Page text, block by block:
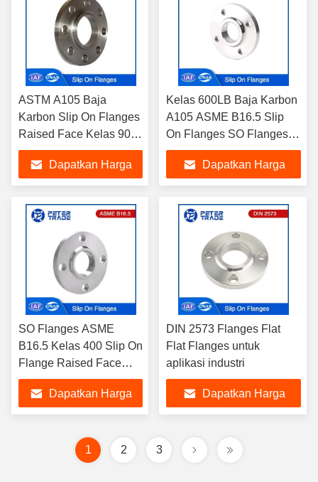
ASTM A105 Baja
Karbon Slip On Flanges
Raised Face Kelas 900
Untuk Proyek Industri
Dapatkan Harga
Kelas 600LB Baja Karbon
A105 ASME B16.5 Slip
On Flanges SO Flanges
untuk Sistem HVAC
Dapatkan Harga
SO Flanges ASME
B16.5 Kelas 400 Slip On
Flange Raised Face
SORF A105 untuk pipa
industriDapatkan Harga
DIN 2573 Flanges Flat
Flat Flanges untuk
aplikasi industri
Dapatkan Harga
1 2 3